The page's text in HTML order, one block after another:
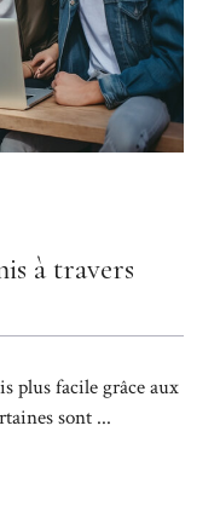
à travers
plus facile grâce aux
sont ...